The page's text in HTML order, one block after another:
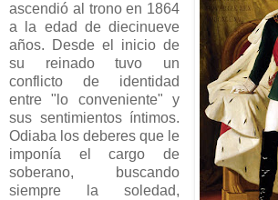
ascendió al trono en 1864
a la edad de diecinueve
años. Desde el inicio de
su reinado tuvo un
conflicto de identidad
entre "lo conveniente" y
sus sentimientos íntimos.
Odiaba los deberes que le
imponía el cargo de
soberano, buscando
siempre la soledad,